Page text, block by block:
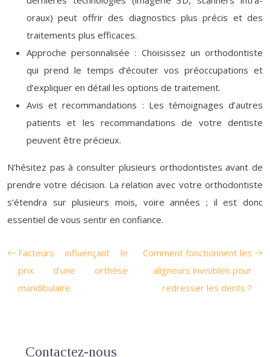
oraux) peut offrir des diagnostics plus précis et des
traitements plus efficaces.
Approche personnalisée : Choisissez un orthodontiste
qui prend le temps d’écouter vos préoccupations et
d’expliquer en détail les options de traitement.
Avis et recommandations : Les témoignages d’autres
patients et les recommandations de votre dentiste
peuvent être précieux.
N’hésitez pas à consulter plusieurs orthodontistes avant de
prendre votre décision. La relation avec votre orthodontiste
s’étendra sur plusieurs mois, voire années ; il est donc
essentiel de vous sentir en confiance.
Facteurs influençant le
prix d’une orthèse
mandibulaire
Comment fonctionnent les
aligneurs invisibles pour
redresser les dents ?
Contactez-nous